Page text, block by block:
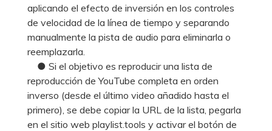
aplicando el efecto de inversión en los controles
de velocidad de la línea de tiempo y separando
manualmente la pista de audio para eliminarla o
reemplazarla.
● Si el objetivo es reproducir una lista de
reproducción de YouTube completa en orden
inverso (desde el último video añadido hasta el
primero), se debe copiar la URL de la lista, pegarla
en el sitio web playlist.tools y activar el botón de